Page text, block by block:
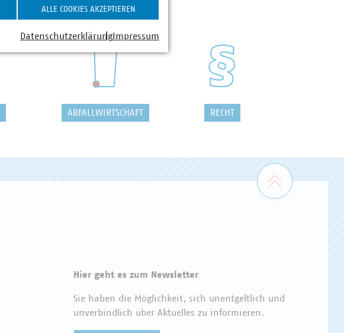
ABFALLWIRTSCHAFT RECHT
Zum
Hier geht es zum Newsletter
Sie haben die Möglichkeit, sich unentgeltlich und
unverbindlich über Aktuelles zu informieren.
ALLE COOKIES AKZEPTIEREN
DatenschutzerklärungImpressum